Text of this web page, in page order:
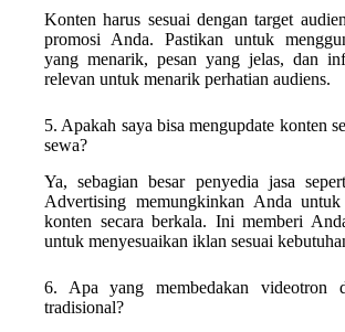
Konten harus sesuai dengan target
promosi Anda. Pastikan untuk
yang menarik, pesan yang jelas, dan
relevan untuk menarik perhatian audiens.
5. Apakah saya bisa mengupdate konten
sewa?
Ya, sebagian besar penyedia jasa
Advertising memungkinkan Anda untuk
konten secara berkala. Ini memberi
untuk menyesuaikan iklan sesuai
6. Apa yang membedakan videotron
tradisional?